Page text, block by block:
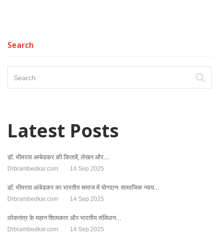
Search
Latest Posts
डॉ. भीमराव अम्बेडकर की किताबें, लेखन और…
Drbrambedkar.com 14 Sep 2025
डॉ. भीमराव आंबेडकर का भारतीय समाज में योगदान: सामाजिक न्याय…
Drbrambedkar.com 14 Sep 2025
लोकतंत्र के महान शिल्पकार और भारतीय संविधान…
Drbrambedkar.com 14 Sep 2025